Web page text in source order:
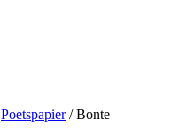
Poetspapier/ Bonte